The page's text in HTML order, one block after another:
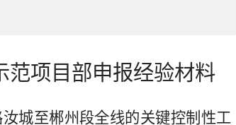
范项目部申报经验材料
城至郴州段全线的关键控制性工